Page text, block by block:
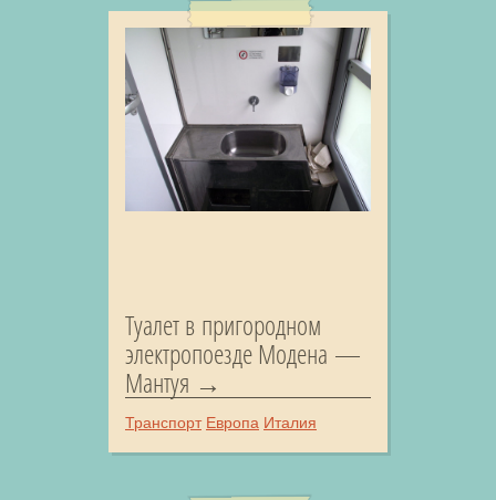
Туалет в пригородном
электропоезде Модена —
Мантуя
Транспорт Европа Италия